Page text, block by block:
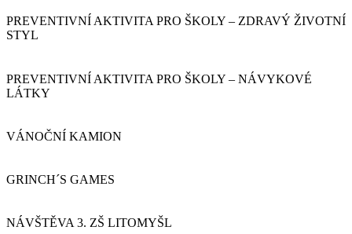
PREVENTIVNÍ AKTIVITA PRO ŠKOLY – ZDRAVÝ ŽIVOTNÍ
STYL
PREVENTIVNÍ AKTIVITA PRO ŠKOLY – NÁVYKOVÉ
LÁTKY
VÁNOČNÍ KAMION
GRINCH´S GAMES
NÁVŠTĚVA 3. ZŠ LITOMYŠL